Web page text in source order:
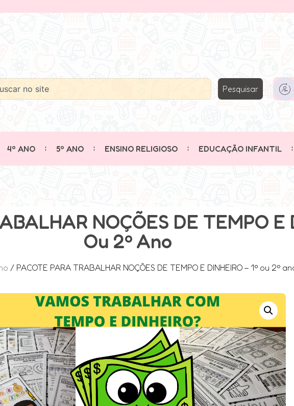
Pesquisar
4º ANO 5º ANO ENSINO RELIGIOSO EDUCAÇÃO INFANTIL
NOÇÕES DE TEMPO E
Ou 2º Ano
/ PACOTE PARA TRABALHAR NOÇÕES DE TEMPO E DINHEIRO – 1º ou 2º